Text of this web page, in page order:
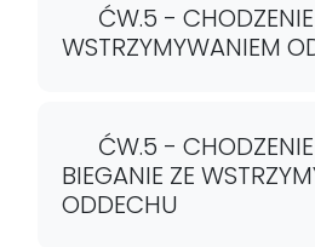
ĆW.5 -
WSTRZYMYWANIEM
ĆW.5 -
BIEGANIE ZE
ODDECHU